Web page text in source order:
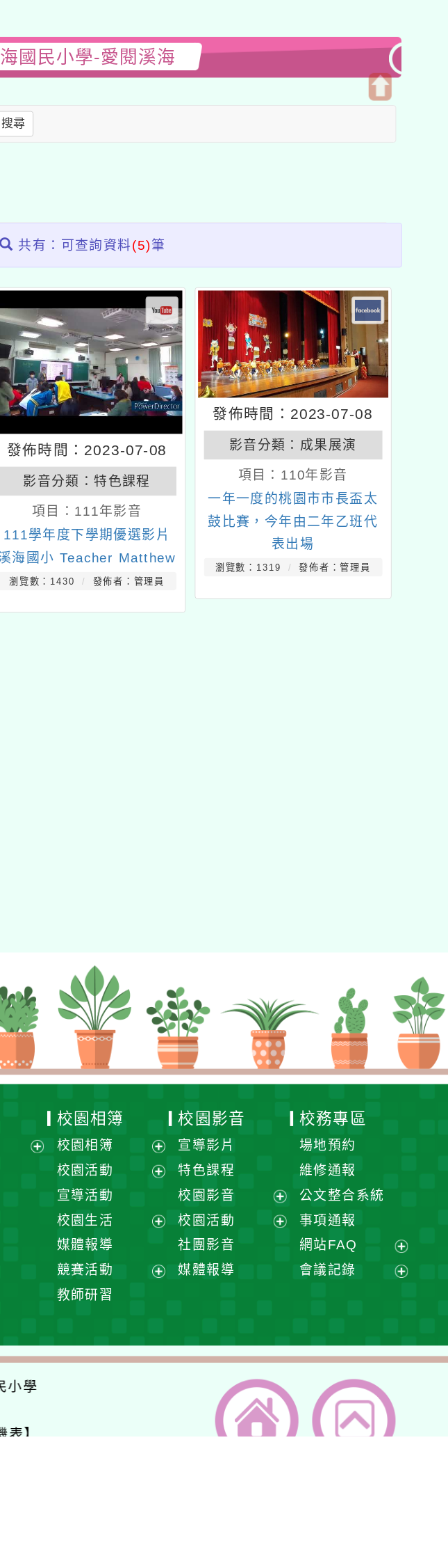
國民小學-愛閱溪海
搜尋
共有：可查詢資料(5)筆
發佈時間：2023-07-08
影音分類：特色課程
項目： 111年影音
111學年度下學期優選影片
海國小 Teacher Matthew
瀏覽數：1430 發佈者：管理員
發佈時間：2023-07-08
影音分類： 成果展演
項目： 110年影音
一年一度的桃園市市長盃太
鼓比賽，今年由二年乙班代
表出場
瀏覽數：1319 發佈者：管理員
校園相簿
校園相簿
展
開
單
校園活動
選
宣導活動
校園生活
選
媒體報導
競賽活動
單
教師研習
校園影音
宣導影片
特色課程
校園影音
展
校園活動
社團影音
媒體報導
校務專區
場地預約
維修通報
公文整合系統
事項通報
網站FAQ
展
會議記錄
單
小學
表】